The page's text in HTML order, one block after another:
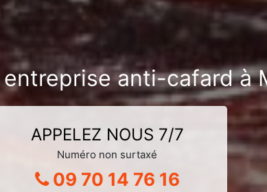
anti-cafard à
APPELEZ NOUS 7/7
Numéro non surtaxé
09 70 14 76 16